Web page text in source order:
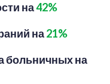
на42%
на21%
больничных на